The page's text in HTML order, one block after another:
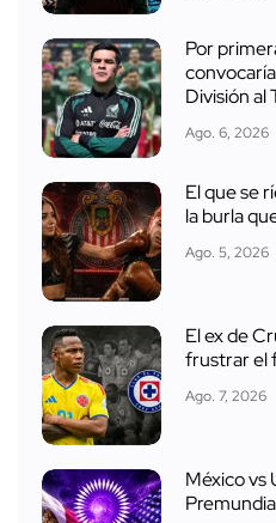
Por
División al
Ago. 6, 2026
El que se
la burla
Ago. 5, 2026
El ex de
frustrar el
Ago. 7, 2026
México vs